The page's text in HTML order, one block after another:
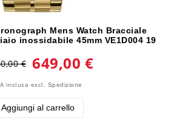
Mens Watch Bracciale
inossidabile 45mm VE1D004 19
€ 649,00 €
inclusa excl. Spedizione
Aggiungi al carrello